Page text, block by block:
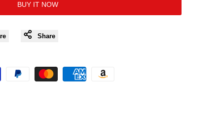
BUY IT NOW
Share